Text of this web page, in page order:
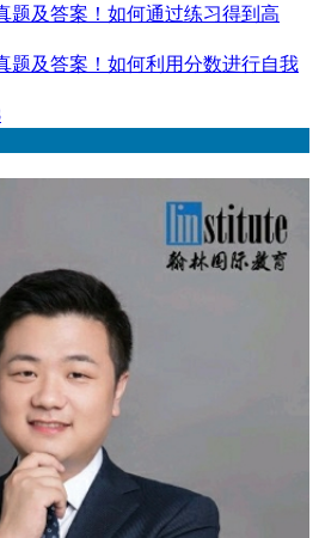
者
题及答案！如何通过练习得到高
题及答案！如何利用分数进行自我